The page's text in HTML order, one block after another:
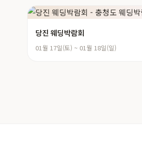
당진 웨딩박람회
01월 17일(토) ~ 01월 18일(일)